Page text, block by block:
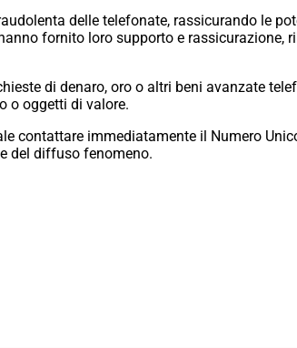
delle telefonate, rassicurando le
fornito loro supporto e rassicurazione,
di denaro, oro o altri beni avanzate
o oggetti di valore.
contattare immediatamente il Numero
del diffuso fenomeno.